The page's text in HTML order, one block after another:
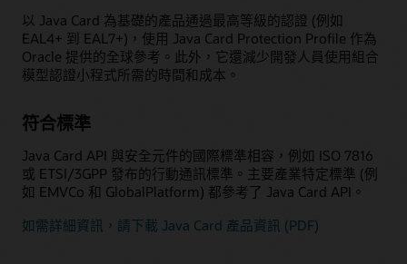
以 Java Card 為基礎的產品通過最高等級的認證 (例如
EAL4+ 到 EAL7+)，使用 Java Card Protection Profile 作為
Oracle 提供的全球參考。此外，它還減少開發人員使用組合
模型認證小程式所需的時間和成本。
符合標準
Java Card API 與安全元件的國際標準相容，例如 ISO 7816
或 ETSI/3GPP 發布的行動通訊標準。主要產業特定標準 (例
如 EMVCo 和 GlobalPlatform) 都參考了 Java Card API。
如需詳細資訊，請下載 Java Card 產品資訊 (PDF)